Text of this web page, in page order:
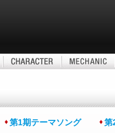
第1期テーマソング 第